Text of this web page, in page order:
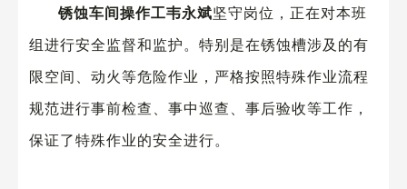
锈蚀车间操作工韦永斌坚守岗位，正在对本班
组进行安全监督和监护。特别是在锈蚀槽涉及的有
限空间、动火等危险作业，严格按照特殊作业流程
规范进行事前检查、事中巡查、事后验收等工作，
保证了特殊作业的安全进行。